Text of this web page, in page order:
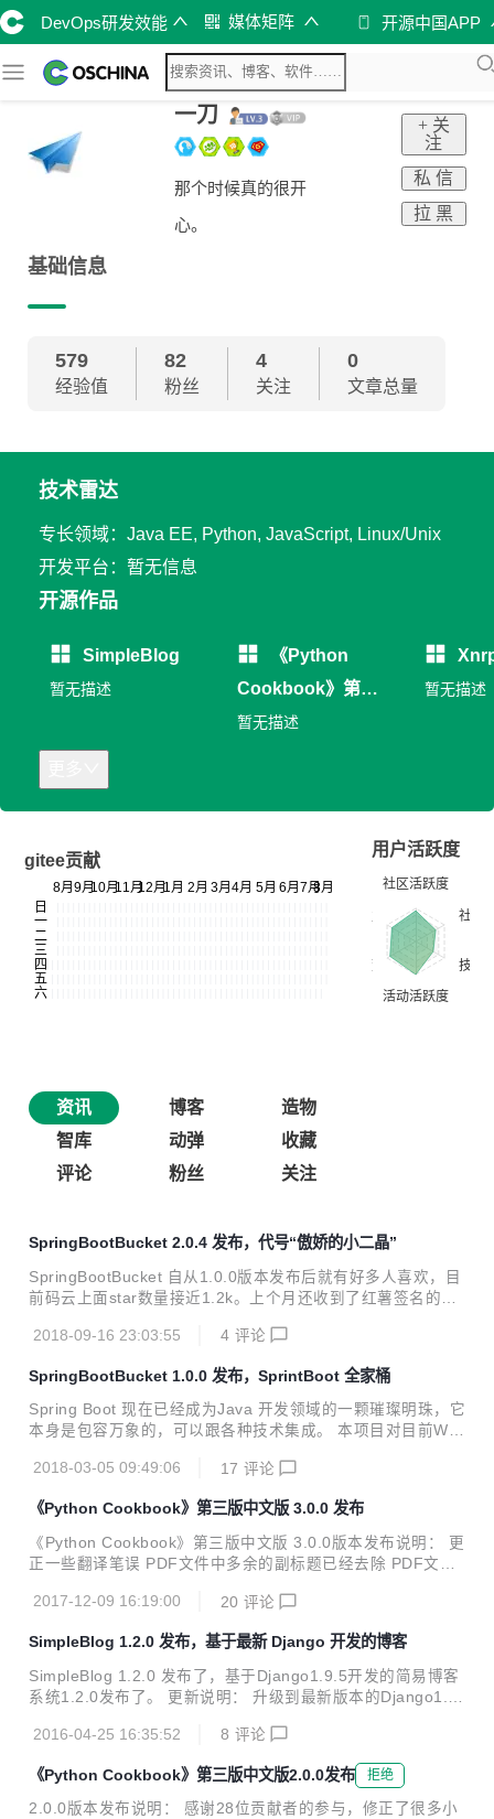
DevOps研发效能 媒体矩阵 开源中国APP
一刀
那个时候真的很开
心。
+ 关
注
私 信
拉 黑
基础信息
579
经验值
82
粉丝
4
关注
0
文章总量
技术雷达
专长领域：Java EE, Python, JavaScript, Linux/Unix
开发平台：暂无信息
开源作品
SimpleBlog
暂无描述
《Python
Cookbook》第三
版中文版
暂无描述
暂无描述
gitee贡献
用户活跃度
资讯 博客
造物
智库
动弹
收藏
评论
粉丝 关注
SpringBootBucket 2.0.4 发布，代号“傲娇的小二晶”
SpringBootBucket 自从1.0.0版本发布后就有好多人喜欢，目
前码云上面star数量接近1.2k。上个月还收到了红薯签名的10
x官方将终止维护，所以这次将SpringBootBucket升级到2.0.
升级的版本号跟SpringBoot版本号保持一致。 更新说明： 所
有Spring Boot依赖升级到2.0.4.RELEASE 重构和精简了一些
项目源码，修正了一些bug。 更新项目运行说明的README
2018-09-16 23:03:55 4 评论
SpringBootBucket 1.0.0 发布，SprintBoot 全家桶
Spring Boot 现在已经成为Java 开发领域的一颗璀璨明珠，它
本身是包容万象的，可以跟各种技术集成。 本项目对目前We
各种技术通过“一篇博客 + 一个可运行项目”的形式来详细说
可以根据业务需求自由组合搭配不同的技术构建项目。 项目简
介 子项目列表 每个子项目会配有一篇博客文章的详细讲解 项
目名称 文章地址 springboot-thymeleaf 集成Thymeleaf构建
2018-03-05 09:49:06 17 评论
《Python Cookbook》第三版中文版 3.0.0 发布
《Python Cookbook》第三版中文版 3.0.0版本发布说明： 更
正一些翻译笔误 PDF文件中多余的副标题已经去除 PDF文件
s.org/zh_CN/latest/ 下载地址：https://github.com/yidao620
2017-12-09 16:19:00 20 评论
SimpleBlog 1.2.0 发布，基于最新 Django 开发的博客
SimpleBlog 1.2.0 发布了，基于Django1.9.5开发的简易博客
系统1.2.0发布了。 更新说明： 升级到最新版本的Django1.9.
置、模板、url、views等升级 主分支基于python3.4.3，对于p
ython2的支持暂时只在xadmin用到时切换 相应的教程博客也
更新和升级了 详情：使用Django1.9开发博客教程 - 目录汇总
贴
2016-04-25 16:35:52 8 评论
《Python Cookbook》第三版中文版2.0.0发布 拒绝
2.0.0版本发布说明： 感谢28位贡献者的参与，修正了很多小